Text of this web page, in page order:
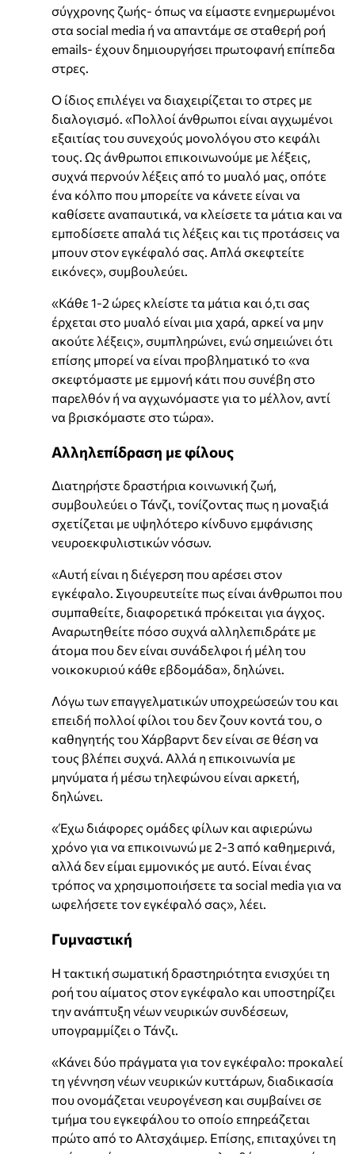
σύγχρονης ζωής- όπως να είμαστε ενημερωμένοι
στα social media ή να απαντάμε σε σταθερή ροή
emails- έχουν δημιουργήσει πρωτοφανή επίπεδα
στρες.
Ο ίδιος επιλέγει να διαχειρίζεται το στρες με
διαλογισμό. «Πολλοί άνθρωποι είναι αγχωμένοι
εξαιτίας του συνεχούς μονολόγου στο κεφάλι
τους. Ως άνθρωποι επικοινωνούμε με λέξεις,
συχνά περνούν λέξεις από το μυαλό μας, οπότε
ένα κόλπο που μπορείτε να κάνετε είναι να
καθίσετε αναπαυτικά, να κλείσετε τα μάτια και να
εμποδίσετε απαλά τις λέξεις και τις προτάσεις να
μπουν στον εγκέφαλό σας. Απλά σκεφτείτε
εικόνες», συμβουλεύει.
«Κάθε 1-2 ώρες κλείστε τα μάτια και ό,τι σας
έρχεται στο μυαλό είναι μια χαρά, αρκεί να μην
ακούτε λέξεις», συμπληρώνει, ενώ σημειώνει ότι
επίσης μπορεί να είναι προβληματικό το «να
σκεφτόμαστε με εμμονή κάτι που συνέβη στο
παρελθόν ή να αγχωνόμαστε για το μέλλον, αντί
να βρισκόμαστε στο τώρα».
Αλληλεπίδραση με φίλους
Διατηρήστε δραστήρια κοινωνική ζωή,
συμβουλεύει ο Τάνζι, τονίζοντας πως η μοναξιά
σχετίζεται με υψηλότερο κίνδυνο εμφάνισης
νευροεκφυλιστικών νόσων.
«Αυτή είναι η διέγερση που αρέσει στον
εγκέφαλο. Σιγουρευτείτε πως είναι άνθρωποι που
συμπαθείτε, διαφορετικά πρόκειται για άγχος.
Αναρωτηθείτε πόσο συχνά αλληλεπιδράτε με
άτομα που δεν είναι συνάδελφοι ή μέλη του
νοικοκυριού κάθε εβδομάδα», δηλώνει.
Λόγω των επαγγελματικών υποχρεώσεών του και
επειδή πολλοί φίλοι του δεν ζουν κοντά του, ο
καθηγητής του Χάρβαρντ δεν είναι σε θέση να
τους βλέπει συχνά. Αλλά η επικοινωνία με
μηνύματα ή μέσω τηλεφώνου είναι αρκετή,
δηλώνει.
«Έχω διάφορες ομάδες φίλων και αφιερώνω
χρόνο για να επικοινωνώ με 2-3 από καθημερινά,
αλλά δεν είμαι εμμονικός με αυτό. Είναι ένας
τρόπος να χρησιμοποιήσετε τα social media για να
ωφελήσετε τον εγκέφαλό σας», λέει.
Γυμναστική
Η τακτική σωματική δραστηριότητα ενισχύει τη
ροή του αίματος στον εγκέφαλο και υποστηρίζει
την ανάπτυξη νέων νευρικών συνδέσεων,
υπογραμμίζει ο Τάνζι.
«Κάνει δύο πράγματα για τον εγκέφαλο: προκαλεί
τη γέννηση νέων νευρικών κυττάρων, διαδικασία
που ονομάζεται νευρογένεση και συμβαίνει σε
τμήμα του εγκεφάλου το οποίο επηρεάζεται
πρώτο από το Αλτσχάιμερ. Επίσης, επιταχύνει τη